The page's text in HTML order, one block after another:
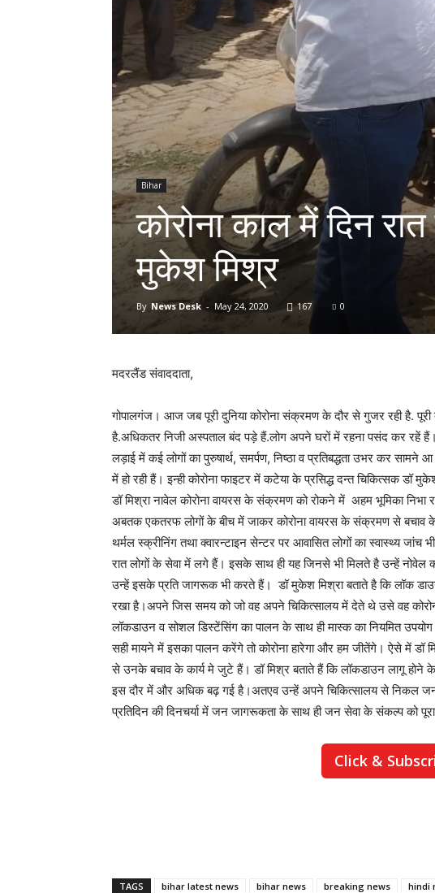
Bihar
कोरोना काल में दिन
मुकेश मिश्र
By News Desk - May 24, 2020 167 0
मदरलैंड संवाददाता,
गोपालगंज। आज जब पूरी दुनिया कोरोना संक्रमण के दौर से गुजर रही है.
है.अधिकतर निजी अस्पताल बंद पड़े हैं.लोग अपने घरों में रहना पसंद कर रहें
लड़ाई में कई लोगों का पुरुषार्थ, समर्पण, निष्ठा व प्रतिबद्धता उभर कर
में हो रही हैं। इन्ही कोरोना फाइटर में कटेया के प्रसिद्ध दन्त चिकित्सक डॉ
डॉ मिश्रा नावेल कोरोना वायरस के संक्रमण को रोकने में अहम भूमिका
अबतक एकतरफ लोगों के बीच में जाकर कोरोना वायरस के संक्रमण से बचाव के
थर्मल स्क्रीनिंग तथा क्वारन्टाइन सेन्टर पर आवासित लोगों का स्वास्थ्य
रात लोगों के सेवा में लगे हैं। इसके साथ ही यह जिनसे भी मिलते है उन्हें नोवेल
उन्हें इसके प्रति जागरूक भी करते हैं। डॉ मुकेश मिश्रा बताते है कि लॉक
रखा है।अपने जिस समय को जो वह अपने चिकित्सालय में देते थे उसे वह
लॉकडाउन व सोशल डिस्टेंसिंग का पालन के साथ ही मास्क का नियमित
सही मायने में इसका पालन करेंगे तो कोरोना हारेगा और हम जीतेंगे। ऐसे में
से उनके बचाव के कार्य मे जुटे हैं। डॉ मिश्र बताते हैं कि लॉकडाउन लागू होने के
इस दौर में और अधिक बढ़ गई है।अतएव उन्हें अपने चिकित्सालय से निकल जन
प्रतिदिन की दिनचर्या में जन जागरूकता के साथ ही जन सेवा के संकल्प को
Click &
TAGS bihar latest news bihar news breaking news hindi